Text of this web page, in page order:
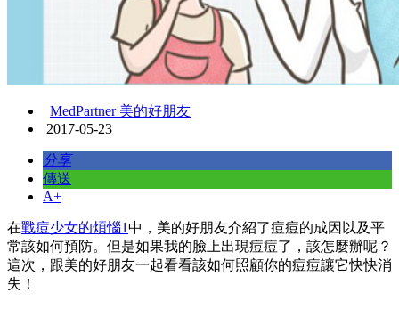
MedPartner 美的好朋友
2017-05-23
分享
傳送
A+
在戰痘少女的煩惱1中，美的好朋友介紹了痘痘的成因以及平
常該如何預防。但是如果我的臉上出現痘痘了，該怎麼辦呢？
這次，跟美的好朋友一起看看該如何照顧你的痘痘讓它快快消
失！